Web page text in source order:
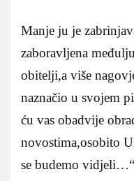
Manje ju je
zaboravljena
obitelji,a više
naznačio u svojem
ću vas obadvije
novostima,osobito
se budemo vidjeli…“